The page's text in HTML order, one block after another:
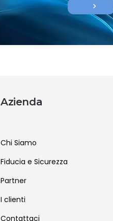
chevron_right
Azienda
Chi Siamo
Fiducia e Sicurezza
Partner
I clienti
Contattaci